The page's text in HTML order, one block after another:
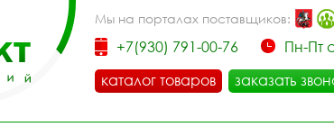
Мы на порталах поставщиков:
+7(930) 791-00-76
Пн-Пт
каталог товаров
заказать